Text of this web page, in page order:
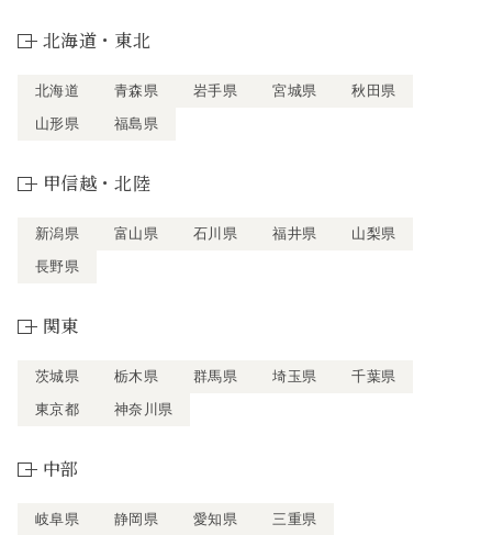
北海道・東北
北海道 青森県 岩手県 宮城県
秋田県
山形県
福島県
甲信越・北陸
新潟県 富山県 石川県 福井県
山梨県
長野県
関東
茨城県 栃木県 群馬県 埼玉県
千葉県
東京都
神奈川県
中部
岐阜県 静岡県 愛知県 三重県